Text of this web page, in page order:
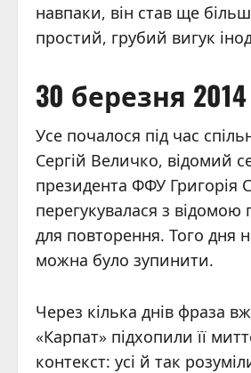
навпаки, він став ще
простий, грубий вигук
30 березня
Усе почалося під час
Сергій Величко, відомий
президента ФФУ Григорія
перегукувалася з
для повторення. Того дня
можна було зупинити.
Через кілька днів фраза
«Карпат» підхопили її
контекст: усі й так